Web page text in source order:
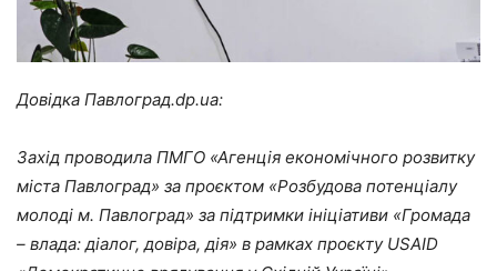
Довідка Павлоград.dp.ua:
Захід проводила ПМГО «Агенція економічного розвитку
міста Павлоград» за проєктом «Розбудова потенціалу
молоді м. Павлоград» за підтримки ініціативи «Громада
– влада: діалог, довіра, дія» в рамках проєкту USAID